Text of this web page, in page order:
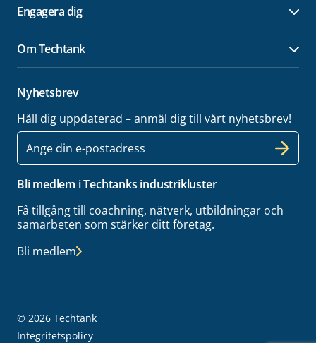
Engagera dig
Om Techtank
Nyhetsbrev
Håll dig uppdaterad – anmäl dig till vårt nyhetsbrev!
E-
post
Bli medlem i Techtanks industrikluster
Få tillgång till coachning, nätverk, utbildningar och
samarbeten som stärker ditt företag.
Bli medlem
© 2026 Techtank
Integritetspolicy